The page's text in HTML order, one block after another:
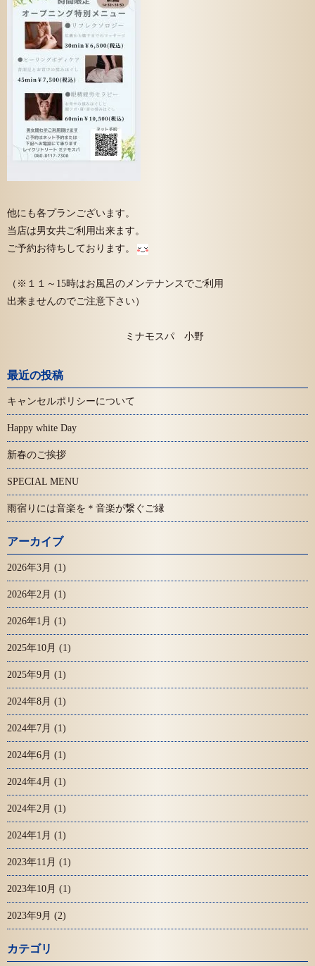
他にも各プランございます。
当店は男女共ご利用出来ます。
ご予約お待ちしております。
（※１１～15時はお風呂のメンテナンスでご利用
出来ませんのでご注意下さい）
ミナモスパ 小野
最近の投稿
キャンセルポリシーについて
Happy white Day
新春のご挨拶
SPECIAL MENU
雨宿りには音楽を＊音楽が繋ぐご縁
アーカイブ
2026年3月 (1)
2026年2月 (1)
2026年1月 (1)
2025年10月 (1)
2025年9月 (1)
2024年8月 (1)
2024年7月 (1)
2024年6月 (1)
2024年4月 (1)
2024年2月 (1)
2024年1月 (1)
2023年11月 (1)
2023年10月 (1)
2023年9月 (2)
カテゴリ